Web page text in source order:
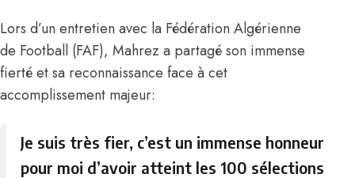
Lors d’un entretien avec la Fédération Algérienne
de Football (FAF), Mahrez a partagé son immense
fierté et sa reconnaissance face à cet
accomplissement majeur:
Je suis très fier, c’est un immense honneur
pour moi d’avoir atteint les 100 sélections